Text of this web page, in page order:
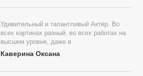
Удивительный и талантливый Актёр. Во
всех картинах разный, во всех работах на
высшем уровне, даже в
Каверина Оксана